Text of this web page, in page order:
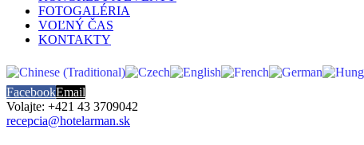
FOTOGALÉRIA
VOĽNÝ ČAS
KONTAKTY
FacebookEmail
Volajte: +421 43 3709042
recepcia@hotelarman.sk